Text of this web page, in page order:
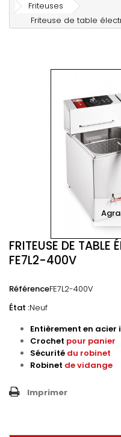
Friteuses
Friteuse de table
FRITEUSE DE
FE7L2-400V
RéférenceFE7L2-400V
État :Neuf
Entièrement en acier
Crochet pour panier
Sécurité du robinet
Robinet de vidange
Imprimer